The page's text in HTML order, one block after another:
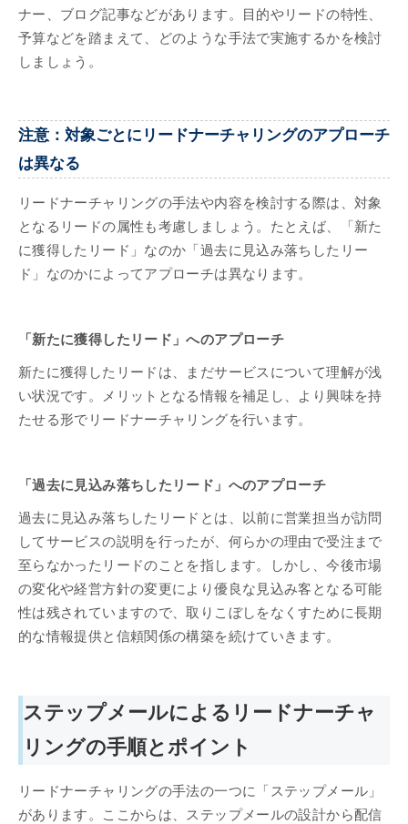
ナー、ブログ記事などがあります。目的やリードの特性、
予算などを踏まえて、どのような手法で実施するかを検討
しましょう。
注意：対象ごとにリードナーチャリングのアプローチ
は異なる
リードナーチャリングの手法や内容を検討する際は、対象
となるリードの属性も考慮しましょう。たとえば、「新た
に獲得したリード」なのか「過去に見込み落ちしたリー
ド」なのかによってアプローチは異なります。
「新たに獲得したリード」へのアプローチ
新たに獲得したリードは、まだサービスについて理解が浅
い状況です。メリットとなる情報を補足し、より興味を持
たせる形でリードナーチャリングを行います。
「過去に見込み落ちしたリード」へのアプローチ
過去に見込み落ちしたリードとは、以前に営業担当が訪問
してサービスの説明を行ったが、何らかの理由で受注まで
至らなかったリードのことを指します。しかし、今後市場
の変化や経営方針の変更により優良な見込み客となる可能
性は残されていますので、取りこぼしをなくすために長期
的な情報提供と信頼関係の構築を続けていきます。
ステップメールによるリードナーチャ
リングの手順とポイント
リードナーチャリングの手法の一つに「ステップメール」
があります。ここからは、ステップメールの設計から配信